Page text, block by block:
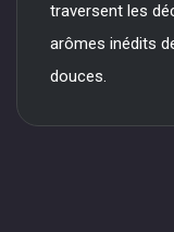
traversent les
arômes inédits
douces.